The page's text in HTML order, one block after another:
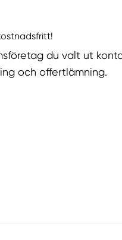
du valt ut
och offertlämning.